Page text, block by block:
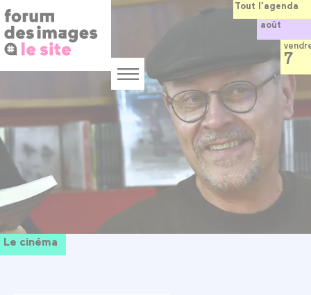
Panneau de gestion des cookies
au
contenu
principal
Menu
Le cinéma
Tout l’agenda
août
7